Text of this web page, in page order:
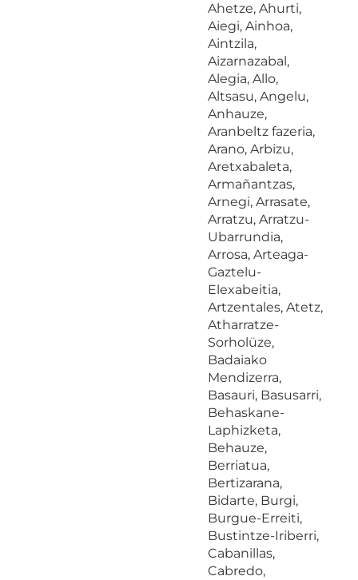
Ahetze, Ahurti,
Aiegi, Ainhoa,
Aintzila,
Aizarnazabal,
Alegia, Allo,
Altsasu, Angelu,
Anhauze,
Aranbeltz fazeria,
Arano, Arbizu,
Aretxabaleta,
Armañantzas,
Arnegi, Arrasate,
Arratzu, Arratzu-
Ubarrundia,
Arrosa, Arteaga-
Gaztelu-
Elexabeitia,
Artzentales, Atetz,
Atharratze-
Sorholüze,
Badaiako
Mendizerra,
Basauri, Basusarri,
Behaskane-
Laphizketa,
Behauze,
Berriatua,
Bertizarana,
Bidarte, Burgi,
Burgue-Erreiti,
Bustintze-Iriberri,
Cabanillas,
Cabredo,